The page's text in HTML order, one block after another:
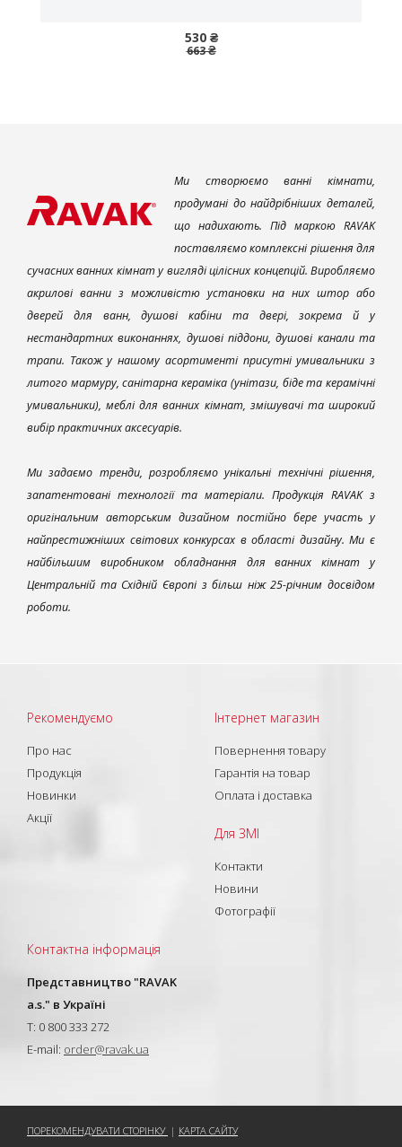
530 ₴
663 ₴
Ми створюємо ванні кімнати,
продумані до найдрібніших деталей,
що надихають. Під маркою RAVAK
поставляємо комплексні рішення для
сучасних ванних кімнат у вигляді цілісних концепцій. Виробляємо
акрилові ванни з можливістю установки на них штор або
дверей для ванн, душові кабіни та двері, зокрема й у
нестандартних виконаннях, душові піддони, душові канали та
трапи. Також у нашому асортименті присутні умивальники з
литого мармуру, санітарна кераміка (унітази, біде та керамічні
умивальники), меблі для ванних кімнат, змішувачі та широкий
вибір практичних аксесуарів.
Ми задаємо тренди, розробляємо унікальні технічні рішення,
запатентовані технології та матеріали. Продукція RAVAK з
оригінальним авторським дизайном постійно бере участь у
найпрестижніших світових конкурсах в області дизайну. Ми є
найбільшим виробником обладнання для ванних кімнат у
Центральній та Східній Європі з більш ніж 25-річним досвідом
роботи.
Рекомендуємо
Про нас
Продукція
Новинки
Акції
Інтернет магазин
Повернення товару
Гарантія на товар
Оплата і доставка
Для ЗМІ
Контакти
Новини
Фотографії
Контактна інформація
Представництво "RAVAK
a.s." в Україні
T: 0 800 333 272
E-mail: order@ravak.ua
ПОРЕКОМЕНДУВАТИ СТОРІНКУ | КАРТА САЙТУ